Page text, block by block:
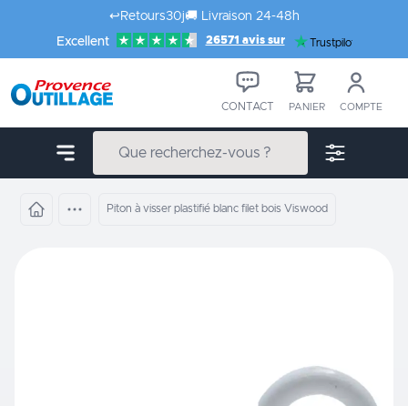
Aller au contenu
↩️ Retours30j🚚 Livraison 24-48h
Excellent
26571 avis sur Trustpilot
CONTACT PANIER COMPTE
Piton à visser plastifié blanc filet bois Viswood